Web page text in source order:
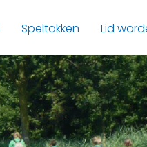
Speltakken Lid